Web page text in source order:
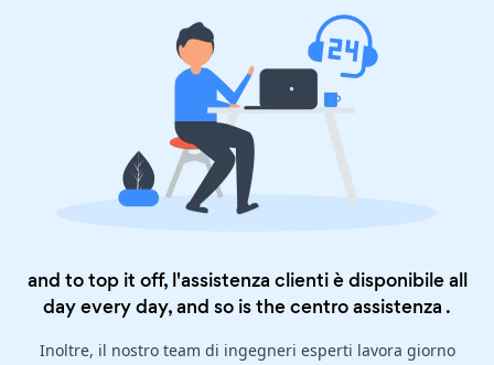
and to top it off, l'assistenza clienti è disponibile all
day every day, and so is thecentro assistenza .
Inoltre, il nostro team di ingegneri esperti lavora giorno